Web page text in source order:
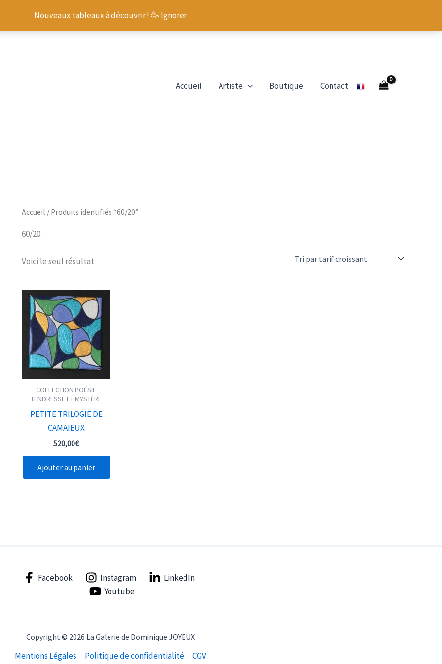
Nouveaux tableaux à découvrir ! 🥳 Ignorer
Accueil Artiste Boutique Contact
Accueil / Produits identifiés “60/20”
60/20
Voici le seul résultat
COLLECTION POÉSIE
TENDRESSE ET MYSTÈRE
PETITE TRILOGIE DE
CAMAIEUX
520,00€
Ajouter au panier
Facebook Instagram
LinkedIn
Youtube
Copyright © 2026 La Galerie de Dominique JOYEUX
Mentions Légales Politique de confidentialité CGV